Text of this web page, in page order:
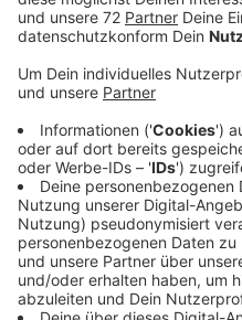
Heute hat unter anderem
Annotopia-Festivals in
offiziell gemacht. Der
Mai ist gestrichen. Die
Fantasy-Festival Anfang
können. Alle Tickets
Fest steht seit heute